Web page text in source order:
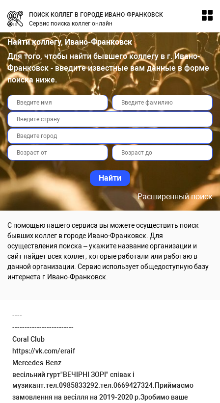
ПОИСК КОЛЛЕГ В ГОРОДЕ ИВАНО-ФРАНКОВСК
Сервис поиска коллег онлайн
Найти коллегу, Ивано-Франковск
Для того, чтобы найти бывшего коллегу в г. Ивано-
Франковск - введите известные вам данные в форме
поиска ниже.
Расширенный поиск
С помощью нашего сервиса вы можете осуществить поиск
бывших коллег в городе Ивано-Франковск. Для
осуществления поиска – укажите название организации и
сайт найдет всех коллег, которые работали или работаю в
данной организации. Сервис использует общедоступную базу
интернета г.Ивано-Франковск.
----
-------------------------
Coral Club
https://vk.com/eraif
Mercedes-Benz
весільний гурт"ВЕЧІРНІ ЗОРІ" співак і
музикант.тел.0985833292.тел.0669427324.Приймаємо
замовлення на весілля на 2019-2020 р.Зробимо ваше